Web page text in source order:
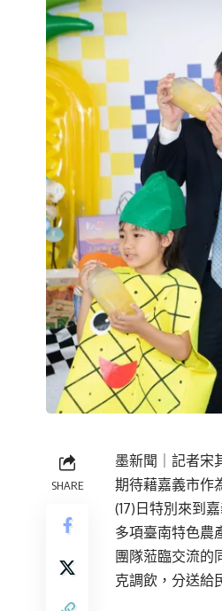
SHARE
墨新聞 ｜記者
期待藉嘉義市作
(17)日特別來到
多項臺南特色農
團隊蒞臨交流的
克調飲，分送給